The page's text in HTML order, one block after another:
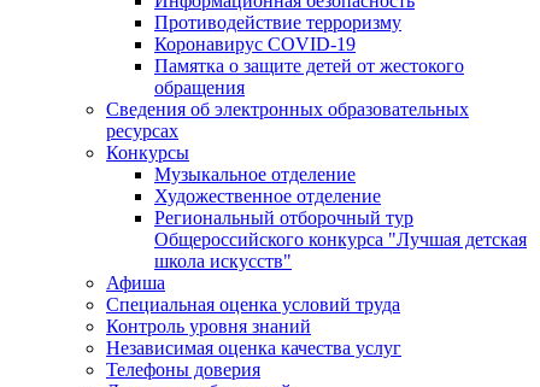
Противодействие терроризму
Коронавирус COVID-19
Памятка о защите детей от жестокого
обращения
Сведения об электронных образовательных
ресурсах
Конкурсы
Музыкальное отделение
Художественное отделение
Региональный отборочный тур
Общероссийского конкурса "Лучшая детская
школа искусств"
Афиша
Специальная оценка условий труда
Контроль уровня знаний
Независимая оценка качества услуг
Телефоны доверия